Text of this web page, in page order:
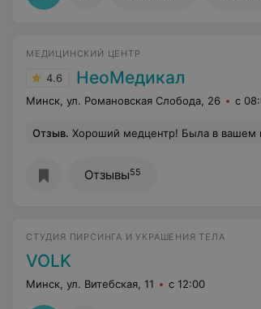
МЕДИЦИНСКИЙ ЦЕНТР
4.6 НеоМедикал
Минск, ул. Романовская Слобода, 26 с
Отзыв. Хороший медцентр! Была в вашем медцентре впервые и осталась довольна. Приятная атмосфера,
Отзывы55
СТУДИЯ ПИРСИНГА И УКРАШЕНИЯ ТЕЛА
VOLK
Минск, ул. Витебская, 11 с 12:00